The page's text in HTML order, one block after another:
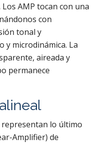
AMP tocan con una
con
tonal y
y microdinámica. La
aireada y
permanece
lo último
Amplifier) ​​de